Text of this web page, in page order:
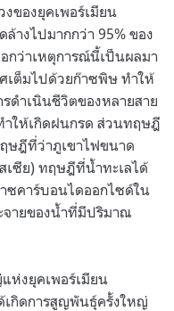
ของยุคเพอร์เมียน
างไปมากกว่า 95% ของ
กว่าเหตุการณ์นี้เป็นผลมา
เต็มไปด้วยก๊าซพิษ ทำให้
ดำเนินชีวิตของหลายสาย
ให้เกิดฝนกรด ส่วนทฤษฎี
ษฎีที่ว่าภูเขาไฟขนาด
เซีย) ทฤษฎีที่น้ำทะเลได้
ซคาร์บอนไดออกไซด์ใน
จายของน้ำที่มีปริมาณ
ห่งยุคเพอร์เมียน
เกิดการสูญพันธุ์ครั้งใหญ่